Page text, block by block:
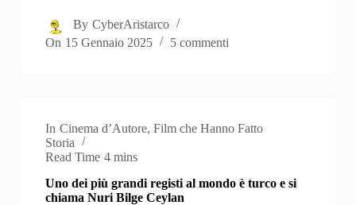
By CyberAristarco
On 15 Gennaio 2025 5 commenti
In Cinema d’Autore, Film che Hanno Fatto
Storia
Read Time 4 mins
Uno dei più grandi registi al mondo è turco e si
chiama Nuri Bilge Ceylan